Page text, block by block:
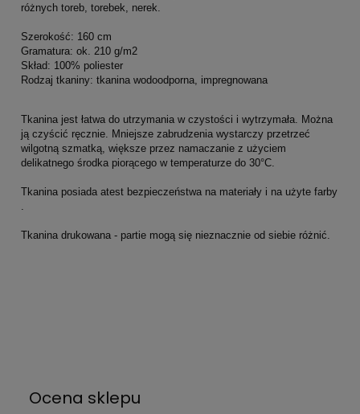
różnych toreb, torebek, nerek.
Szerokość: 160 cm
Gramatura: ok. 210 g/m2
Skład: 100% poliester
Rodzaj tkaniny: tkanina wodoodporna, impregnowana
Tkanina jest łatwa do utrzymania w czystości i wytrzymała. Można
ją czyścić ręcznie. Mniejsze zabrudzenia wystarczy przetrzeć
wilgotną szmatką, większe przez namaczanie z użyciem
delikatnego środka piorącego w temperaturze do 30°C.
Tkanina posiada atest bezpieczeństwa na materiały i na użyte farby
Tkanina drukowana - partie mogą się nieznacznie od siebie różnić.
Ocena sklepu